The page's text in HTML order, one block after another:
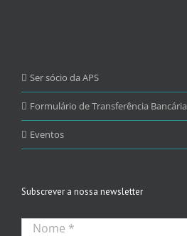
Ser sócio da APS
Formulário de Transferência Bancária
Eventos
Subscrever a nossa newsletter